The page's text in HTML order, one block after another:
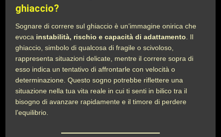
ghiaccio?
Sognare di correre sul ghiaccio è un’immagine onirica che
evoca instabilità, rischio e capacità di adattamento . Il
ghiaccio, simbolo di qualcosa di fragile o scivoloso,
rappresenta situazioni delicate, mentre il correre sopra di
esso indica un tentativo di affrontarle con velocità o
determinazione. Questo sogno potrebbe riflettere una
situazione nella tua vita reale in cui ti senti in bilico tra il
bisogno di avanzare rapidamente e il timore di perdere
l’equilibrio.